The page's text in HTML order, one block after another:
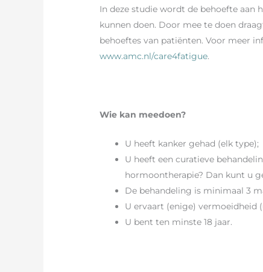
In deze studie wordt de behoefte aan
kunnen doen. Door mee te doen
behoeftes van patiënten. Voor meer
www.amc.nl/care4fatigue.
Wie kan meedoen?
U heeft kanker gehad (elk type);
U heeft een curatieve
hormoontherapie? Dan kunt u
De behandeling is minimaal 3
U ervaart (enige) vermoeidheid
U bent ten minste 18 jaar.